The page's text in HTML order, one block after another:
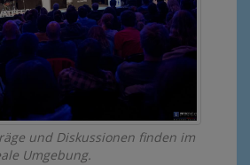
und Diskussionen finden im
Umgebung.